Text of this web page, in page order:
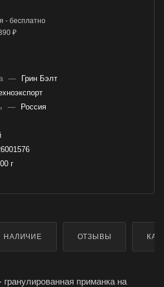
- бесплатно
₽
—
Грин Бэлт
—
Россия
г
НАЛИЧИЕ ОТЗЫВЫ
приманка на